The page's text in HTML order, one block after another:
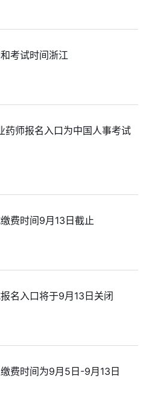
考试时间浙江
师报名入口为中国人事考试
费时间9月13日截止
名入口将于9月13日关闭
费时间为9月5日-9月13日